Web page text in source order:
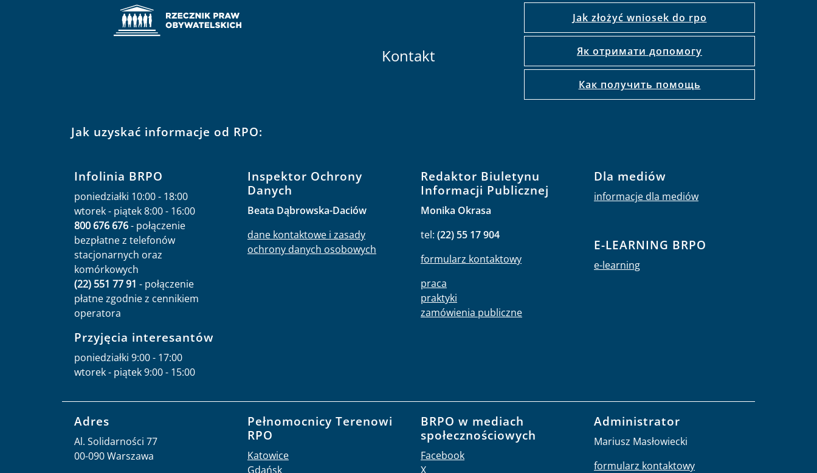
Kontakt
Jak złożyć wniosek do rpo
Як отримати допомогу
Как получить помощь
Jak uzyskać informacje od RPO:
Infolinia BRPO
poniedziałki 10:00 - 18:00
wtorek - piątek 8:00 - 16:00
800 676 676- połączenie
bezpłatne z telefonów
stacjonarnych oraz
komórkowych
(22) 551 77 91 - połączenie
płatne zgodnie z cennikiem
operatora
Przyjęcia interesantów
poniedziałki 9:00 - 17:00
wtorek - piątek 9:00 - 15:00
Inspektor Ochrony
Danych
Beata Dąbrowska-Daciów
dane kontaktowe i zasady
ochrony danych osobowych
Redaktor Biuletynu
Informacji Publicznej
Monika Okrasa
tel: (22) 55 17 904
formularz kontaktowy
praca
praktyki
zamówienia publiczne
Dla mediów
informacje dla mediów
E-LEARNING BRPO
e-learning
Adres
Al. Solidarności 77
00-090 Warszawa
Pełnomocnicy Terenowi
RPO
Katowice
Gdańsk
BRPO w mediach
społecznościowych
Facebook
X
Administrator
Mariusz Masłowiecki
formularz kontaktowy